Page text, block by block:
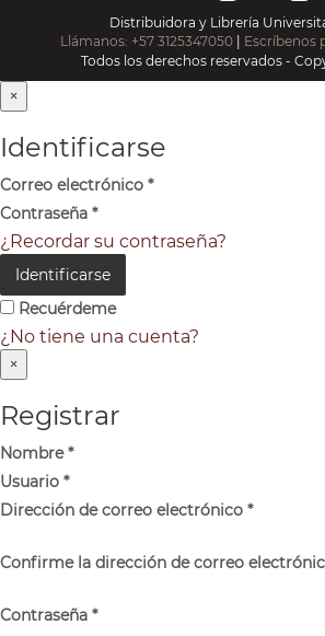
Distribuidora y Librería
Llámanos: +57 3125347050 | Escríbenos
Todos los derechos reservados -
×
Identificarse
Correo electrónico *
Contraseña *
¿Recordar su contraseña?
Identificarse
Recuérdeme
¿No tiene una cuenta?
×
Registrar
Nombre*
Usuario *
Dirección de correo electrónico *
Confirme la dirección de correo
Contraseña *